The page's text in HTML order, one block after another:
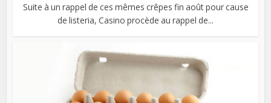
Suite à un rappel de ces mêmes crêpes fin août pour cause
de listeria, Casino procède au rappel de...